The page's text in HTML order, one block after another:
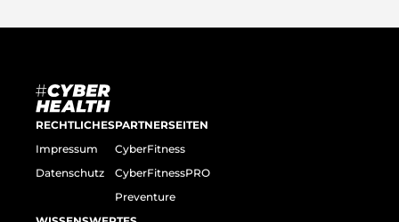
RECHTLICHES
Impressum
Datenschutz
PARTNERSEITEN
CyberFitness
CyberFitnessPRO
Preventure